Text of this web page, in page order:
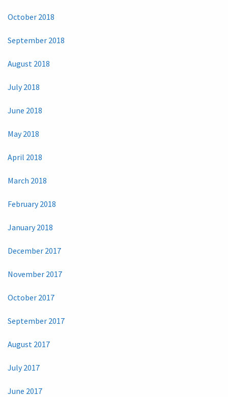
October 2018
September 2018
August 2018
July 2018
June 2018
May 2018
April 2018
March 2018
February 2018
January 2018
December 2017
November 2017
October 2017
September 2017
August 2017
July 2017
June 2017